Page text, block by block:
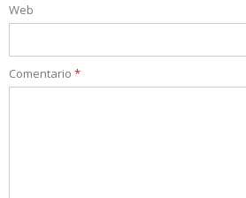
Web
Comentario *